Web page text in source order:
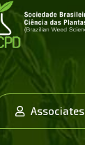
Associates